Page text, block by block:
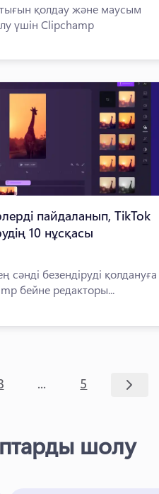
қолдау және маусым
үшін Clipchamp
пайдаланып, TikTok
10 нұсқасы
сәнді безендіруді қолдануға
бейне редакторы...
... 5
шолу